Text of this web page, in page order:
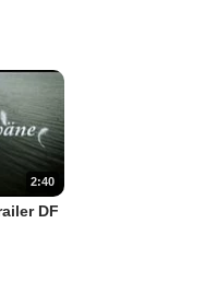
2:40
DF